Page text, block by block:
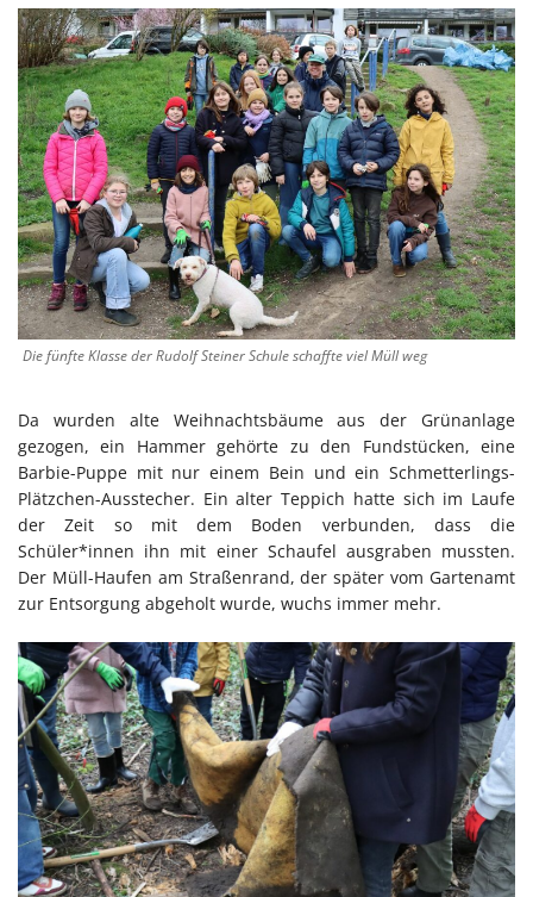
Die fünfte Klasse der Rudolf Steiner Schule schaffte viel Müll weg
Da wurden alte Weihnachtsbäume aus der Grünanlage
gezogen, ein Hammer gehörte zu den Fundstücken, eine
Barbie-Puppe mit nur einem Bein und ein Schmetterlings-
Plätzchen-Ausstecher. Ein alter Teppich hatte sich im Laufe
der Zeit so mit dem Boden verbunden, dass die
Schüler*innen ihn mit einer Schaufel ausgraben mussten.
Der Müll-Haufen am Straßenrand, der später vom Gartenamt
zur Entsorgung abgeholt wurde, wuchs immer mehr.